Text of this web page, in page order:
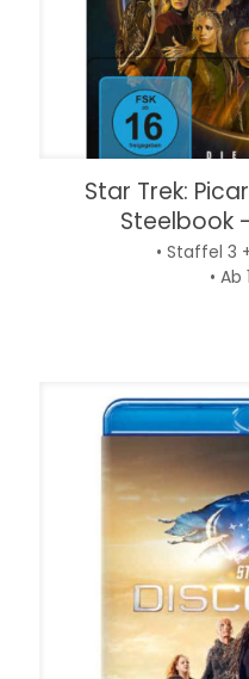
Star Trek:
Steelbook
• Staffel 3
•